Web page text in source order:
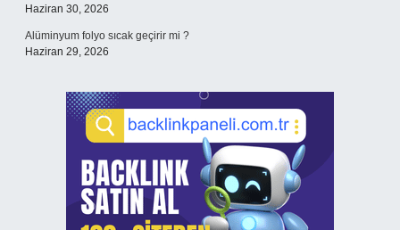
Haziran 30, 2026
Alüminyum folyo sıcak geçirir mi ?
Haziran 29, 2026